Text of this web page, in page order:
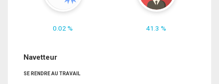
0.02 % 41.3 %
Navetteur
SE RENDRE AU TRAVAIL